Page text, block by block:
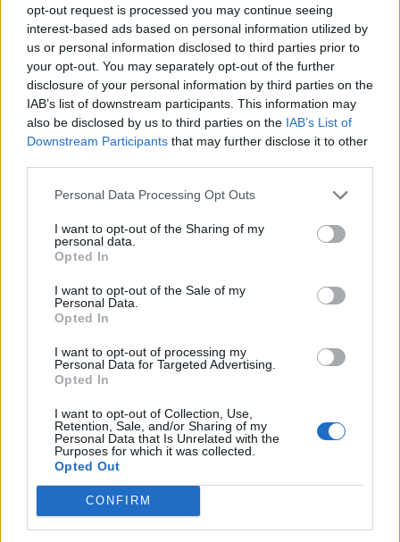
opt-out request is processed you may continue seeing
interest-based ads based on personal information utilized by
us or personal information disclosed to third parties prior to
your opt-out. You may separately opt-out of the further
disclosure of your personal information by third parties on the
IAB’s list of downstream participants. This information may
also be disclosed by us to third parties on the IAB’s List of
Downstream Participants that may further disclose it to other
Personal Data Processing Opt Outs
I want to opt-out of the Sharing of my
personal data.
Opted In
I want to opt-out of the Sale of my
Personal Data.
Opted In
I want to opt-out of processing my
Personal Data for Targeted Advertising.
Opted In
I want to opt-out of Collection, Use,
Retention, Sale, and/or Sharing of my
Personal Data that Is Unrelated with the
Purposes for which it was collected.
Opted Out
CONFIRM